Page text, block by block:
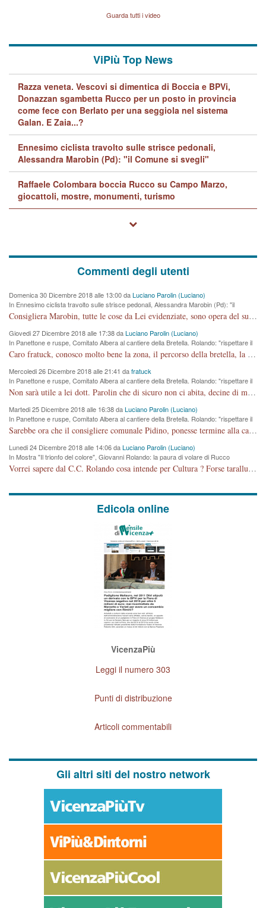
quelle di... Barbara D'UrsoGuarda tutti i video
ViPiù Top News
Razza veneta. Vescovi si dimentica di Boccia e BPVi,
Donazzan sgambetta Rucco per un posto in provincia
come fece con Berlato per una seggiola nel sistema
Galan. E Zaia...?
Ennesimo ciclista travolto sulle strisce pedonali,
Alessandra Marobin (Pd): "il Comune si svegli"
Raffaele Colombara boccia Rucco su Campo Marzo,
giocattoli, mostre, monumenti, turismo
Commenti degli utenti
Domenica 30 Dicembre 2018 alle 13:00 daLuciano Parolin (Luciano)
In Ennesimo ciclista travolto sulle strisce pedonali, Alessandra Marobin (Pd): "il
Comune si svegli"
Consigliera Marobin, tutte le cose da Lei evidenziate, sono opera del suo ex Assessore e compagno di Partito Antonio Marco Dalla Pozza Assessore alla "progettazione" di piste ciclabili e altre porcherie. A lui manderei il conto da saldare per incidenti e danni alle persone. E' ora che "finiamola." Avete perso rassegnatevi. qui IL SINDACO RUCCO NON C'ENTRA PER NIENTE. CAPITO!!!!!!!! Amen.
Giovedi 27 Dicembre 2018 alle 17:38 daLuciano Parolin (Luciano)
In Panettone e ruspe, Comitato Albera al cantiere della Bretella. Rolando: "rispettare il
cronoprogramma"
Caro fratuck, conosco molto bene la zona, il percorso della bretella, la situazione dei cittadini, abito in Viale Trento. A partire dal 2003 ho partecipato al Comitato di Maddalene pro bretella, e a riunioni propositive per apportare modifiche al progetto. Numerose mie foto del territorio sono arrivate a Roma, altri miei interventi (non graditi dalla Sx) sono stati pubblicati dal GdV, assieme ad altri come Ciro Asproso, ora favorevole alla bretella. Ho partecipato alla raccolta firme per la chiusura della strada x 5 giorni eseguita dal Sindaco Hullwech per sforamento 180 Micro/g. Pertanto come impegno per la tematica sono apposto con la coscienza. Ora il Progetto è partito, fine! Voglio dire che la nuova Giunta "comunale" non c'entra più. L'opera sarà "malauguratamente" eseguita, ma non con il mio placet. Il Consigliere Comunale dovrebbe capire che la campagna elettorale è finita, con buona pace di tutti. Quello che invece dovrebbe interessare è la proprietà della strada, dall'uscita autostradale Ovest, sino alla Rotatoria dell'Albara, vi sono tre possessori: Autostrade SpA; La Provincia, il Comune. Come la mettiamo per il futuro ? I costi, da 50 sono saliti a 100 milioni di € come dire 20 milioni a KM (!) da non credere. Comunque si farà. Ma nessuno canti Vittoria, anzi meglio non farne un ulteriore fatto "partitico" per questioni elettorali o di seggio. Se mi manda la sua mail, sono disponibile ad inviare i documenti e le foto sopra descritte. Con ossequi, Luciano Parolin
Mercoledi 26 Dicembre 2018 alle 21:41 dafratuck
In Panettone e ruspe, Comitato Albera al cantiere della Bretella. Rolando: "rispettare il
cronoprogramma"
Non sarà utile a lei dott. Parolin che di sicuro non ci abita, decine di migliaia di TIR, automobili e padroncini che passano quotidianamente per una strada appena rotabile, non è più possibile stendere i panni, attraversare la strada senza rischiare la morte, le case stanno crepando, i tempi sono cambiati e la bretella non passerà assolutamente per maddalene (ma cosa sta a dire?!), dia invece responsabilità a chi ha costruito tagliando la strada che doveva invece terminare a isola vicentina e non al moracchino lasciando Motta di Costabissara ancora in panne di traffico. I tempi sono cambiati dottore e se l'anagrafe della vita stagna nell'essere umano impressioni conservatrici, la società non le considera perchè va avanti, si industrializza e ha bisogno di infrastrutture e di sviluppo. Ultima considerazione, se è geloso di Rolando perchè vede in lui solo campagne politiche mentre si difendono i SOLI diritti dei cittadini, la preghiamo faccia considerazioni più appropriate. Saluti e complimenti per i suoi scritti.
Martedi 25 Dicembre 2018 alle 16:38 daLuciano Parolin (Luciano)
In Panettone e ruspe, Comitato Albera al cantiere della Bretella. Rolando: "rispettare il
cronoprogramma"
Sarebbe ora che il consigliere comunale Pidino, ponesse termine alla campagna elettorale nel territorio del suo seggio Villaggio del Sole. La tiraca è iniziata, distruggerà 6 km di prateria ovest della città, ricca di fonti e sorgenti d'acqua. I cittadini di Maddalene non avranno più Pace la notte. Molta colpa per la costruzione di questa Strada è proprio del signor Rolando,dei suoi gazebo mobili e che vuol far passare questa opera VANDALICA come progetto "utile" a chi ? Non è cosa seria sig. Rolando!
Lunedi 24 Dicembre 2018 alle 14:06 daLuciano Parolin (Luciano)
In Mostra "Il trionfo del colore", Giovanni Rolando: la paura di volare di Rucco
Vorrei sapere dal C.C. Rolando cosa intende per Cultura ? Forse tarallucci, vino e sagre, o spaghetti tricolori del PD ? Il continuo (s)parlare della mostra a Palazzo Chiericati caro consigliere DANNEGGIA FORTEMENTE l'immagine della città TUTTA e fa deviare i consensi che in RUSSIA (badi bene ex U.R.S.S.) sono ECCELLENTI. A livello artistico l'evento è di alta Valenza culturale, COMPITO di Tutta la Cittadinanza fare il possibile per propagandare l'iniziativa senza farne UN CASO PARTITICO come fa Lei da sempre. Meno Gazebo + Partecipazione! E così sia. Amen.
Edicola online
VicenzaPiù
Leggi il numero 303
Punti di distribuzione
Articoli commentabili
Gli altri siti del nostro network